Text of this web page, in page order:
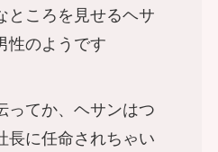
ところを見せるヘサ
性のようです
ってか、ヘサンはつ
長に任命されちゃい